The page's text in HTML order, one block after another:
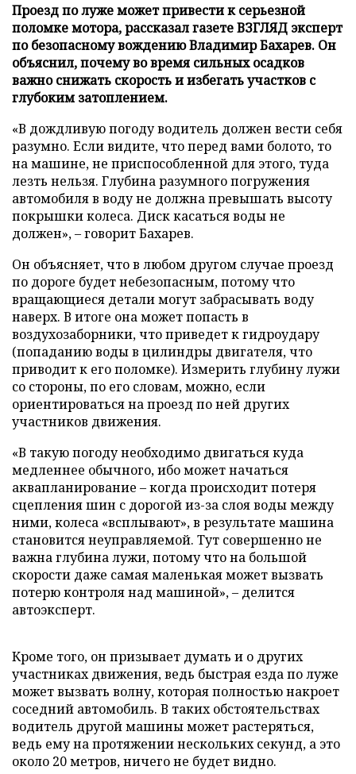
Проезд по луже может привести к серьезной
поломке мотора, рассказал газете ВЗГЛЯД эксперт
по безопасному вождению Владимир Бахарев. Он
объяснил, почему во время сильных осадков
важно снижать скорость и избегать участков с
глубоким затоплением.
«В дождливую погоду водитель должен вести себя
разумно. Если видите, что перед вами болото, то
на машине, не приспособленной для этого, туда
лезть нельзя. Глубина разумного погружения
автомобиля в воду не должна превышать высоту
покрышки колеса. Диск касаться воды не
должен», – говорит Бахарев.
Он объясняет, что в любом другом случае проезд
по дороге будет небезопасным, потому что
вращающиеся детали могут забрасывать воду
наверх. В итоге она может попасть в
воздухозаборники, что приведет к гидроудару
(попаданию воды в цилиндры двигателя, что
приводит к его поломке). Измерить глубину лужи
со стороны, по его словам, можно, если
ориентироваться на проезд по ней других
участников движения.
«В такую погоду необходимо двигаться куда
медленнее обычного, ибо может начаться
аквапланирование – когда происходит потеря
сцепления шин с дорогой из-за слоя воды между
ними, колеса «всплывают», в результате машина
становится неуправляемой. Тут совершенно не
важна глубина лужи, потому что на большой
скорости даже самая маленькая может вызвать
потерю контроля над машиной», – делится
автоэксперт.
Кроме того, он призывает думать и о других
участниках движения, ведь быстрая езда по луже
может вызвать волну, которая полностью накроет
соседний автомобиль. В таких обстоятельствах
водитель другой машины может растеряться,
ведь ему на протяжении нескольких секунд, а это
около 20 метров, ничего не будет видно.